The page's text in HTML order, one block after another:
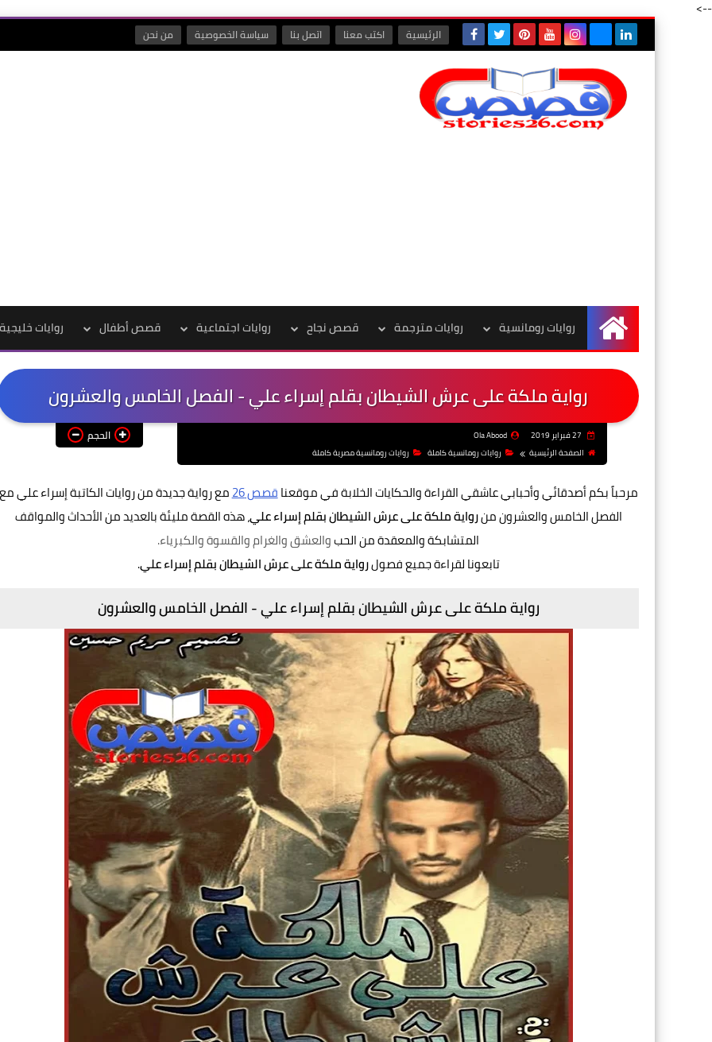
-->
الرئيسية اكتب معنا اتصل بنا سياسة الخصوصية من نحن
الرئيسية
روايات رومانسية روايات مترجمة قصص نجاح روايات اجتماعية قصص أطفال روايات خليجية
رواية ملكة على عرش الشيطان بقلم إسراء علي - الفصل الخامس والعشرون
Ola Abood
الصفحة الرئيسية
روايات رومانسية كاملة روايات رومانسية مصرية كاملة
الحجم
مرحباً بكم أصدقائي وأحبابي عاشقي القراءة والحكايات الخلابة في موقعناقصص 26 مع رواية جديدة من روايات الكاتبة إسراء علي
الفصل الخامس والعشرون منرواية ملكة على عرش الشيطان بقلم إسراء علي،هذه القصة مليئة بالعديد من الأحداث والمواقف
المتشابكة والمعقدة من الحبوالعشق والغرام والقسوة والكبرياء.
تابعونا لقراءة جميع فصولرواية ملكة على عرش الشيطان بقلم إسراء علي.
رواية ملكة على عرش الشيطان بقلم إسراء علي - الفصل الخامس والعشرون